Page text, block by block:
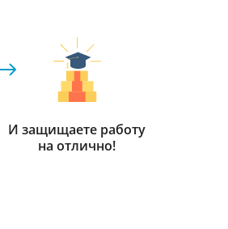
И защищаете работу
на отлично!